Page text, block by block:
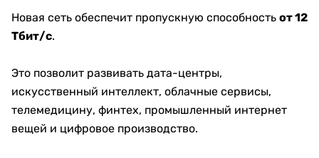
Новая сеть обеспечит пропускную способность от 12
Тбит/с.
Это позволит развивать дата-центры,
искусственный интеллект, облачные сервисы,
телемедицину, финтех, промышленный интернет
вещей и цифровое производство.